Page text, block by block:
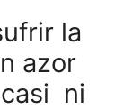
la
azor
ni